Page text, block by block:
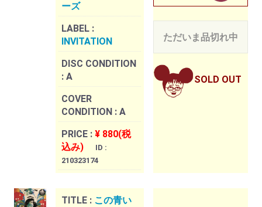
ーズ
LABEL :
INVITATION
DISC CONDITION
: A
COVER
CONDITION : A
PRICE : ¥ 880(税
込み)
ID :
210323174
ただいま品切れ中
SOLD OUT
TITLE : この青い